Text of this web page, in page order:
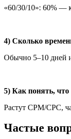
«60/30/10»: 60% —
4) Сколько
Обычно 5–10 дней
5) Как понять,
Растут CPM/CPC,
Частые